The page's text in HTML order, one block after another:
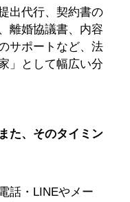
出代行、契約書の
離婚協議書、内容
サポートなど、法
」として幅広い分
た、そのタイミン
話・LINEやメー